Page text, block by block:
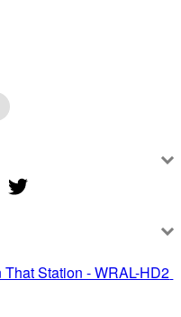
That Station - WRAL-HD2